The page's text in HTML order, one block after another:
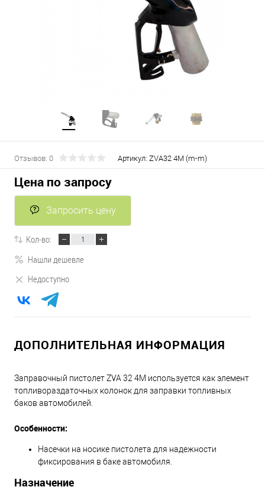
Отзывов: 0 Артикул: ZVA32 4М (m-m)
Цена по запросу
Запросить цену
Кол-во:
Нашли дешевле
Недоступно
ДОПОЛНИТЕЛЬНАЯ ИНФОРМАЦИЯ
Заправочный пистолет ZVA 32 4M используется как элемент
топливораздаточных колонок для заправки топливных
баков автомобилей.
Особенности:
Насечки на носике пистолета для надежности
фиксирования в баке автомобиля.
Назначение